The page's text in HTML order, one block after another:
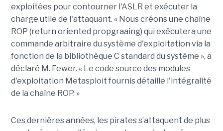
exploitées pour contourner l'ASLR et exécuter la
charge utile de l'attaquant. « Nous créons une chaîne
ROP (return oriented propgraaing) qui exécutera une
commande arbitraire du système d'exploitation via la
fonction de la bibliothèque C standard du système », a
déclaré M. Fewer. « Le code source des modules
d'exploitation Metasploit fournis détaille l'intégralité
de la chaîne ROP. »
Ces dernières années, les pirates s’attaquent de plus